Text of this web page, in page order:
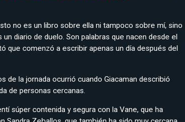
no es un libro sobre ella ni tampoco sobre mí, sino
diario de duelo. Son palabras que nacen desde el
que comenzó a escribir apenas un día después del
de la jornada ocurrió cuando Giacaman describió
de personas cercanas.
súper contenida y segura con la Vane, que ha